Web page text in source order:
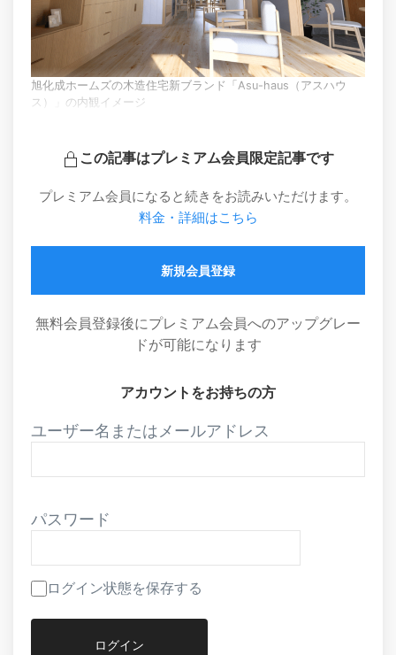
旭化成ホームズの木造住宅新ブランド「Asu-haus（アスハウ
ス）」の内観イメージ
この記事はプレミアム会員限定記事です
プレミアム会員になると続きをお読みいただけます。
料金・詳細はこちら
新規会員登録
無料会員登録後にプレミアム会員へのアップグレー
ドが可能になります
アカウントをお持ちの方
ユーザー名またはメールアドレス
パスワード
ログイン状態を保存する